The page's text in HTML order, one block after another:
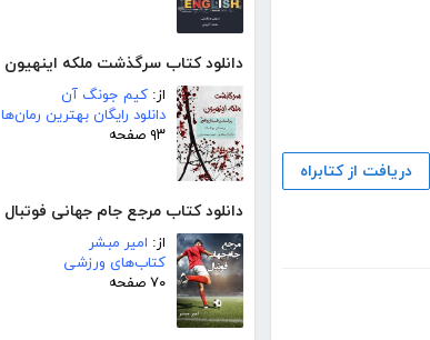
دانلود کتاب سرگذشت ملکه اینهیون
از: کیم جونگ آن
دانلود رایگان بهترین رمان‌ها
۹۳ صفحه
دانلود کتاب مرجع جام جهانی فوتبال
از: امیر مبشر
کتاب‌های ورزشی
۷۰ صفحه
دریافت از کتابراه